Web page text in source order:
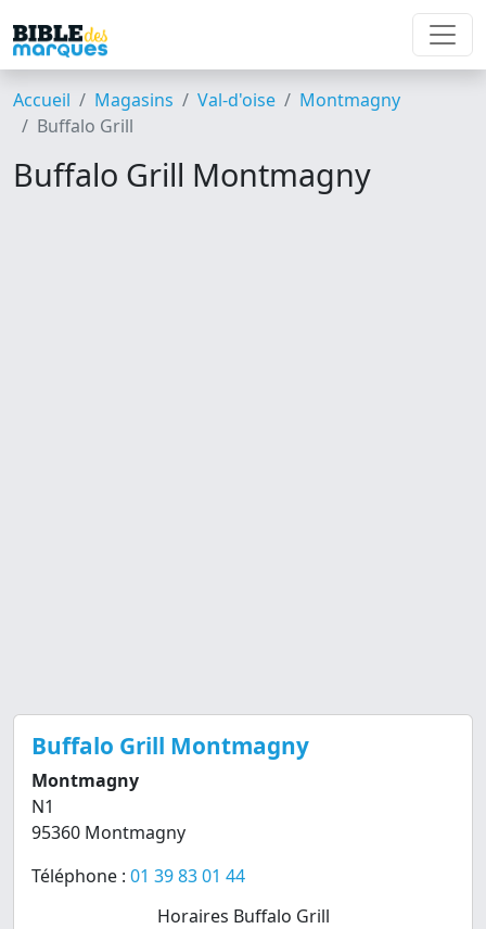
Accueil Magasins Val-d'oise
Montmagny
Buffalo Grill
Buffalo Grill Montmagny
Buffalo Grill Montmagny
Montmagny
N1
95360 Montmagny
Téléphone : 01 39 83 01 44
Horaires Buffalo Grill